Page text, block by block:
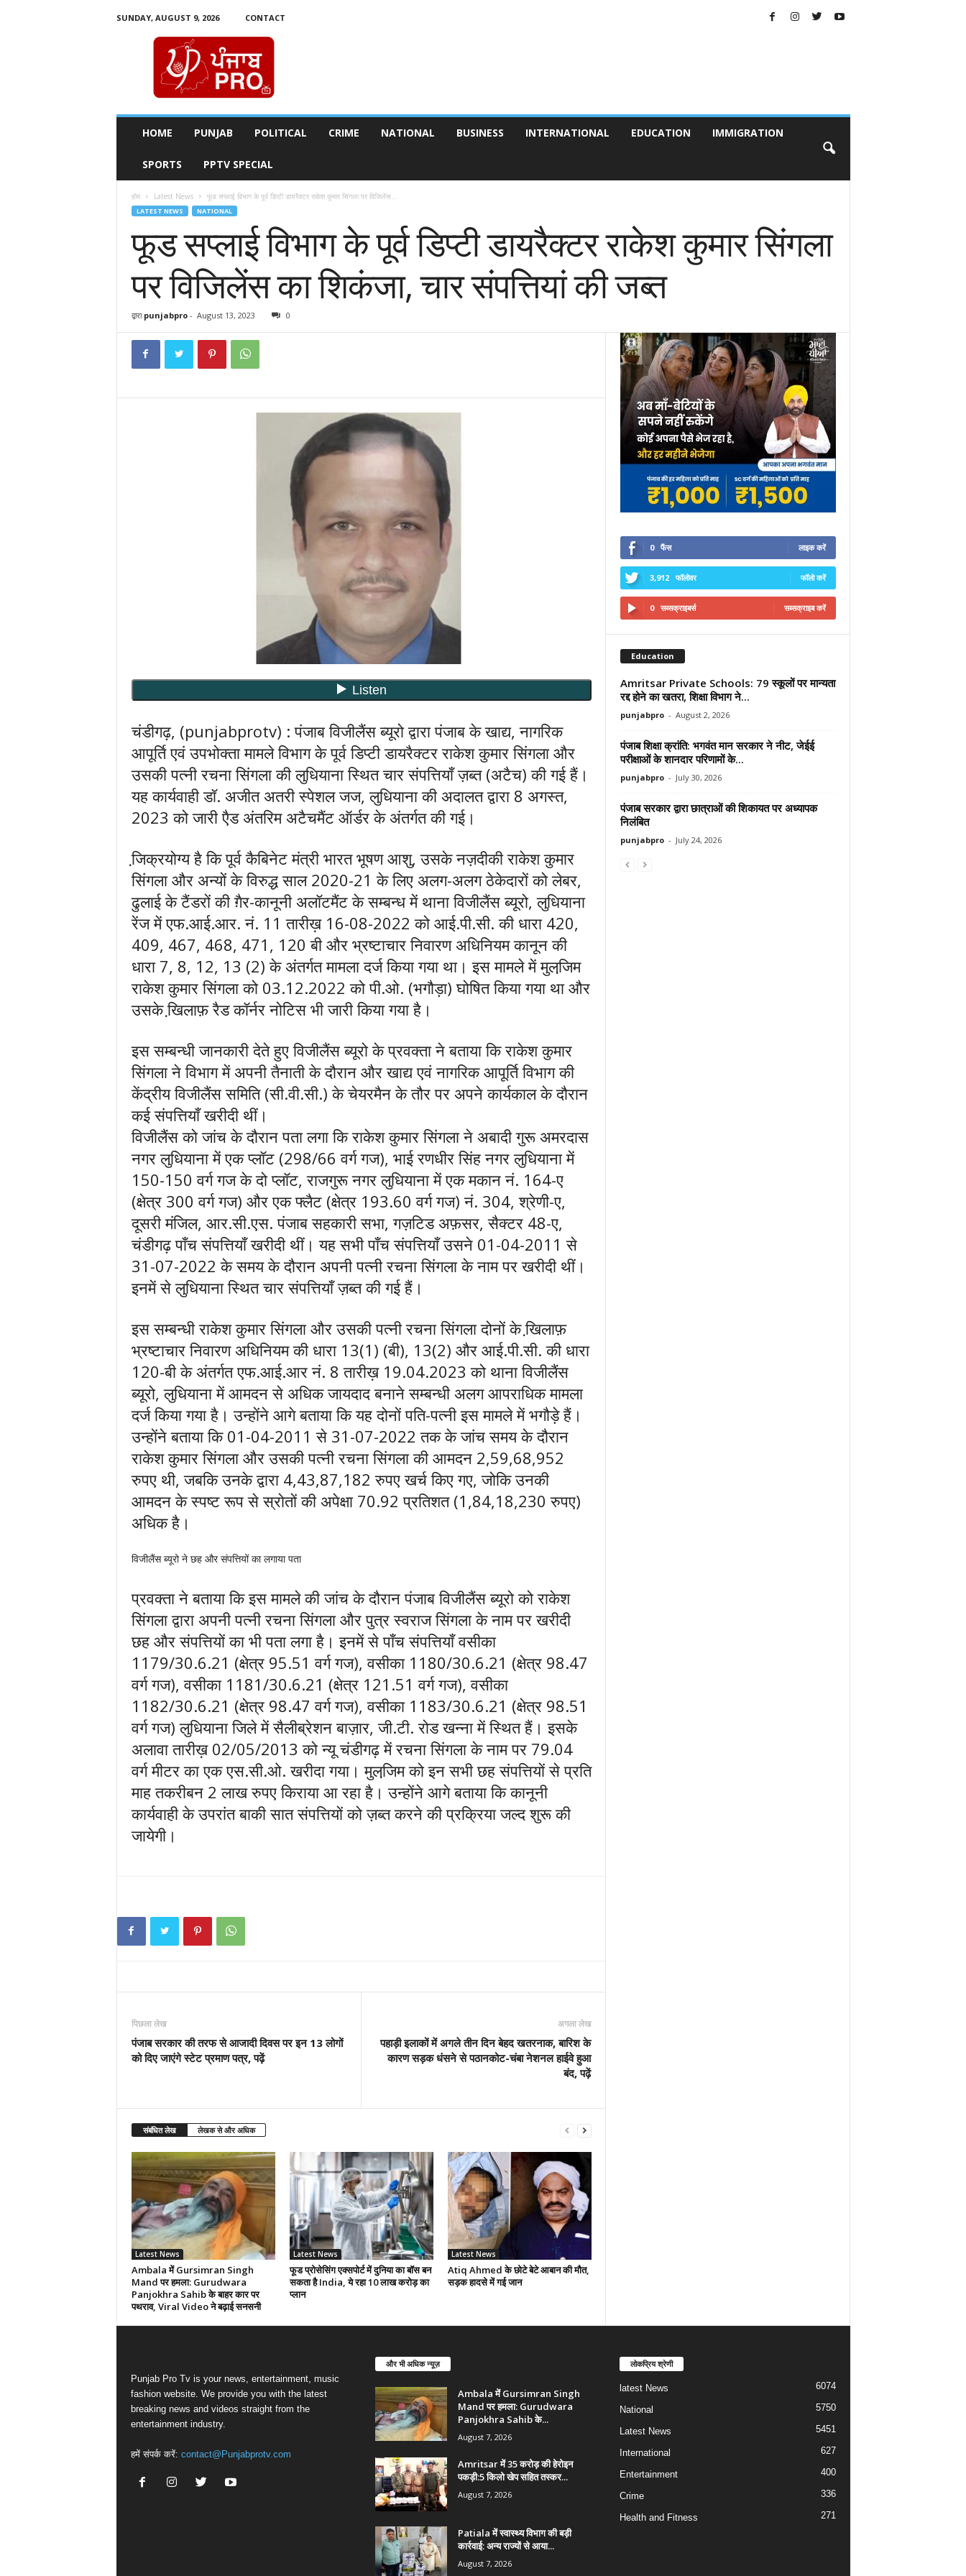
SUNDAY, AUGUST 9, 2026
CONTACT
HOME PUNJAB POLITICAL CRIME NATIONAL BUSINESS INTERNATIONAL EDUCATION IMMIGRATION
SPORTS PPTV SPECIAL
होम Latest News फूड सप्लाई विभाग के पूर्व डिप्टी डायरैक्टर राकेश कुमार सिंगला पर विजिलेंस...
LATEST NEWS NATIONAL
फूड सप्लाई विभाग के पूर्व डिप्टी डायरैक्टर राकेश कुमार सिंगला
पर विजिलेंस का शिकंजा, चार संपत्तियां की जब्त
द्वारा punjabpro- August 13, 2023 0
चंडीगढ़, (punjabprotv) : पंजाब विजीलैंस ब्यूरो द्वारा पंजाब के खाद्य, नागरिक
आपूर्ति एवं उपभोक्ता मामले विभाग के पूर्व डिप्टी डायरैक्टर राकेश कुमार सिंगला और
उसकी पत्नी रचना सिंगला की लुधियाना स्थित चार संपत्तियाँ ज़ब्त (अटैच) की गई हैं।
यह कार्यवाही डॉ. अजीत अतरी स्पेशल जज, लुधियाना की अदालत द्वारा 8 अगस्त,
2023 को जारी एैड अंतरिम अटैचमैंट ऑर्डर के अंतर्गत की गई।
जि़क्रयोग्य है कि पूर्व कैबिनेट मंत्री भारत भूषण आशु, उसके नज़दीकी राकेश कुमार
सिंगला और अन्यों के विरुद्ध साल 2020-21 के लिए अलग-अलग ठेकेदारों को लेबर,
ढुलाई के टैंडरों की ग़ैर-कानूनी अलॉटमैंट के सम्बन्ध में थाना विजीलैंस ब्यूरो, लुधियाना
रेंज में एफ.आई.आर. नं. 11 तारीख़ 16-08-2022 को आई.पी.सी. की धारा 420,
409, 467, 468, 471, 120 बी और भ्रष्टाचार निवारण अधिनियम कानून की
धारा 7, 8, 12, 13 (2) के अंतर्गत मामला दर्ज किया गया था। इस मामले में मुलजि़म
राकेश कुमार सिंगला को 03.12.2022 को पी.ओ. (भगौड़ा) घोषित किया गया था और
उसके खि़लाफ़ रैड कॉर्नर नोटिस भी जारी किया गया है।
इस सम्बन्धी जानकारी देते हुए विजीलैंस ब्यूरो के प्रवक्ता ने बताया कि राकेश कुमार
सिंगला ने विभाग में अपनी तैनाती के दौरान और खाद्य एवं नागरिक आपूर्ति विभाग की
केंद्रीय विजीलैंस समिति (सी.वी.सी.) के चेयरमैन के तौर पर अपने कार्यकाल के दौरान
कई संपत्तियाँ खरीदी थीं।
विजीलैंस को जांच के दौरान पता लगा कि राकेश कुमार सिंगला ने अबादी गुरू अमरदास
नगर लुधियाना में एक प्लॉट (298/66 वर्ग गज), भाई रणधीर सिंह नगर लुधियाना में
150-150 वर्ग गज के दो प्लॉट, राजगुरू नगर लुधियाना में एक मकान नं. 164-ए
(क्षेत्र 300 वर्ग गज) और एक फ्लैट (क्षेत्र 193.60 वर्ग गज) नं. 304, श्रेणी-ए,
दूसरी मंजिल, आर.सी.एस. पंजाब सहकारी सभा, गज़टिड अफ़सर, सैक्टर 48-ए,
चंडीगढ़ पाँच संपत्तियाँ खरीदी थीं। यह सभी पाँच संपत्तियाँ उसने 01-04-2011 से
31-07-2022 के समय के दौरान अपनी पत्नी रचना सिंगला के नाम पर खरीदी थीं।
इनमें से लुधियाना स्थित चार संपत्तियाँ ज़ब्त की गई हैं।
इस सम्बन्धी राकेश कुमार सिंगला और उसकी पत्नी रचना सिंगला दोनों के खि़लाफ़
भ्रष्टाचार निवारण अधिनियम की धारा 13(1) (बी), 13(2) और आई.पी.सी. की धारा
120-बी के अंतर्गत एफ.आई.आर नं. 8 तारीख़ 19.04.2023 को थाना विजीलैंस
ब्यूरो, लुधियाना में आमदन से अधिक जायदाद बनाने सम्बन्धी अलग आपराधिक मामला
दर्ज किया गया है। उन्होंने आगे बताया कि यह दोनों पति-पत्नी इस मामले में भगौड़े हैं।
उन्होंने बताया कि 01-04-2011 से 31-07-2022 तक के जांच समय के दौरान
राकेश कुमार सिंगला और उसकी पत्नी रचना सिंगला की आमदन 2,59,68,952
रुपए थी, जबकि उनके द्वारा 4,43,87,182 रुपए खर्च किए गए, जोकि उनकी
आमदन के स्पष्ट रूप से स्रोतों की अपेक्षा 70.92 प्रतिशत (1,84,18,230 रुपए)
अधिक है।
विजीलैंस ब्यूरो ने छह और संपत्तियों का लगाया पता
प्रवक्ता ने बताया कि इस मामले की जांच के दौरान पंजाब विजीलैंस ब्यूरो को राकेश
सिंगला द्वारा अपनी पत्नी रचना सिंगला और पुत्र स्वराज सिंगला के नाम पर खरीदी
छह और संपत्तियों का भी पता लगा है। इनमें से पाँच संपत्तियाँ वसीका
1179/30.6.21 (क्षेत्र 95.51 वर्ग गज), वसीका 1180/30.6.21 (क्षेत्र 98.47
वर्ग गज), वसीका 1181/30.6.21 (क्षेत्र 121.51 वर्ग गज), वसीका
1182/30.6.21 (क्षेत्र 98.47 वर्ग गज), वसीका 1183/30.6.21 (क्षेत्र 98.51
वर्ग गज) लुधियाना जिले में सैलीब्रेशन बाज़ार, जी.टी. रोड खन्ना में स्थित हैं। इसके
अलावा तारीख़ 02/05/2013 को न्यू चंडीगढ़ में रचना सिंगला के नाम पर 79.04
वर्ग मीटर का एक एस.सी.ओ. खरीदा गया। मुलजि़म को इन सभी छह संपत्तियों से प्रति
माह तकरीबन 2 लाख रुपए किराया आ रहा है। उन्होंने आगे बताया कि कानूनी
कार्यवाही के उपरांत बाकी सात संपत्तियों को ज़ब्त करने की प्रक्रिया जल्द शुरू की
जायेगी।
पिछला लेख
पंजाब सरकार की तरफ से आजादी दिवस पर इन 13 लोगों
को दिए जाएंगे स्टेट प्रमाण पत्र, पढ़ें
अगला लेख
पहाड़ी इलाकों में अगले तीन दिन बेहद खतरनाक, बारिश के
कारण सड़क धंसने से पठानकोट-चंबा नेशनल हाईवे हुआ
बंद, पढ़ें
संबंधित लेख लेखक से और अधिक
Latest News
Ambala में Gursimran Singh
Mand पर हमला: Gurudwara
Panjokhra Sahib के बाहर कार पर
पथराव, Viral Video ने बढ़ाई सनसनी
Latest News
फूड प्रोसेसिंग एक्सपोर्ट में दुनिया का बॉस बन
सकता है India, ये रहा 10 लाख करोड़ का
प्लान
Latest News
Atiq Ahmed के छोटे बेटे आबान की मौत,
सड़क हादसे में गई जान
0 फैंस लाइक करें
3,912 फॉलोवर फॉलो करें
0 सब्सक्राइबर्स सब्सक्राइब करें
Education
Amritsar Private Schools: 79 स्कूलों पर मान्यता
रद्द होने का खतरा, शिक्षा विभाग ने...
punjabpro - August 2, 2026
पंजाब शिक्षा क्रांति: भगवंत मान सरकार ने नीट, जेईई
परीक्षाओं के शानदार परिणामों के...
punjabpro - July 30, 2026
पंजाब सरकार द्वारा छात्राओं की शिकायत पर अध्यापक
निलंबित
punjabpro - July 24, 2026
Punjab Pro Tv is your news, entertainment, music
fashion website. We provide you with the latest
breaking news and videos straight from the
entertainment industry.
हमें संपर्क करें: contact@Punjabprotv.com
और भी अधिक न्यूज़
Ambala में Gursimran Singh
Mand पर हमला: Gurudwara
Panjokhra Sahib के...
August 7, 2026
Amritsar में 35 करोड़ की हेरोइन
पकड़ी:5 किलो खेप सहित तस्कर...
August 7, 2026
Patiala में स्वास्थ्य विभाग की बड़ी
कार्रवाई: अन्य राज्यों से आया...
August 7, 2026
लोकप्रिय श्रेणी
latest News 6074
National 5750
Latest News 5451
International 627
Entertainment 400
Crime 336
Health and Fitness 271